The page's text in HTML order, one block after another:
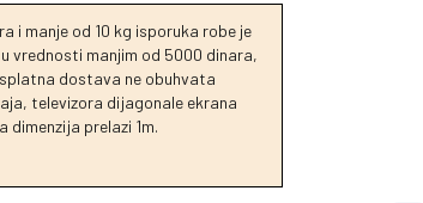
i manje od 10 kg isporuka robe je
vrednosti manjim od 5000 dinara,
dostava ne obuhvata
televizora dijagonale ekrana
prelazi 1m.